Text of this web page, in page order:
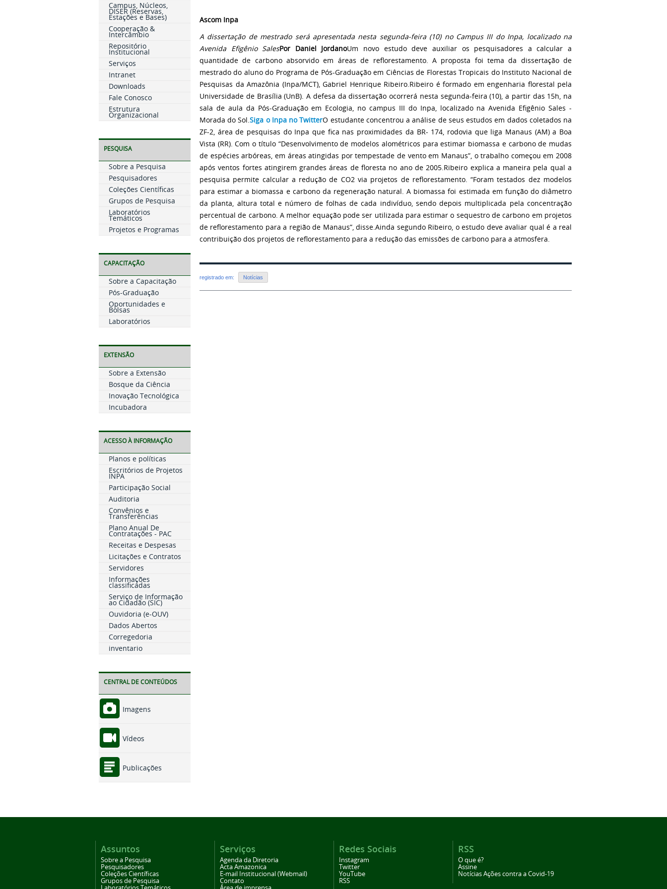
Campus, Núcleos,
DISER (Reservas,
Estações e Bases)
Cooperação &
Intercâmbio
Repositório
Institucional
Serviços
Intranet
Downloads
Fale Conosco
Estrutura
Organizacional
PESQUISA
Sobre a Pesquisa
Pesquisadores
Coleções Científicas
Grupos de Pesquisa
Laboratórios
Temáticos
Projetos e Programas
CAPACITAÇÃO
Sobre a Capacitação
Pós-Graduação
Oportunidades e
Bolsas
Laboratórios
EXTENSÃO
Sobre a Extensão
Bosque da Ciência
Inovação Tecnológica
Incubadora
ACESSO À INFORMAÇÃO
Planos e políticas
Escritórios de Projetos
INPA
Participação Social
Auditoria
Convênios e
Transferências
Plano Anual De
Contratações - PAC
Receitas e Despesas
Licitações e Contratos
Servidores
Informações
classificadas
Serviço de Informação
ao Cidadão (SIC)
Ouvidoria (e-OUV)
Dados Abertos
Corregedoria
inventario
CENTRAL DE CONTEÚDOS
Imagens
Vídeos
Publicações
Ascom Inpa
A dissertação de mestrado será apresentada nesta segunda-feira (10) no Campus III do Inpa, localizado na
Avenida Efigênio SalesPor Daniel JordanoUm novo estudo deve auxiliar os pesquisadores a calcular a
quantidade de carbono absorvido em áreas de reflorestamento. A proposta foi tema da dissertação de
mestrado do aluno do Programa de Pós-Graduação em Ciências de Florestas Tropicais do Instituto Nacional de
Pesquisas da Amazônia (Inpa/MCT), Gabriel Henrique Ribeiro.Ribeiro é formado em engenharia florestal pela
Universidade de Brasília (UnB). A defesa da dissertação ocorrerá nesta segunda-feira (10), a partir das 15h, na
sala de aula da Pós-Graduação em Ecologia, no campus III do Inpa, localizado na Avenida Efigênio Sales -
Morada do Sol.Siga o Inpa no TwitterO estudante concentrou a análise de seus estudos em dados coletados na
ZF-2, área de pesquisas do Inpa que fica nas proximidades da BR- 174, rodovia que liga Manaus (AM) a Boa
Vista (RR). Com o título “Desenvolvimento de modelos alométricos para estimar biomassa e carbono de mudas
de espécies arbóreas, em áreas atingidas por tempestade de vento em Manaus”, o trabalho começou em 2008
após ventos fortes atingirem grandes áreas de floresta no ano de 2005.Ribeiro explica a maneira pela qual a
pesquisa permite calcular a redução de CO2 via projetos de reflorestamento. “Foram testados dez modelos
para estimar a biomassa e carbono da regeneração natural. A biomassa foi estimada em função do diâmetro
da planta, altura total e número de folhas de cada indivíduo, sendo depois multiplicada pela concentração
percentual de carbono. A melhor equação pode ser utilizada para estimar o sequestro de carbono em projetos
de reflorestamento para a região de Manaus”, disse.Ainda segundo Ribeiro, o estudo deve avaliar qual é a real
contribuição dos projetos de reflorestamento para a redução das emissões de carbono para a atmosfera.
registrado em: Notícias
Assuntos
Sobre a Pesquisa
Pesquisadores
Coleções Científicas
Grupos de Pesquisa
Serviços
Agenda da Diretoria
Acta Amazonica
E-mail Institucional (Webmail)
Contato
Redes Sociais
Instagram
Twitter
YouTube
RSS
RSS
O que é?
Assine
Notícias Ações contra a Covid-19